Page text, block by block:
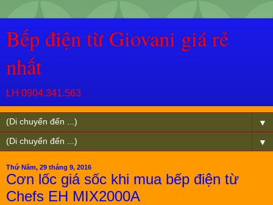
Bếp điện từ Giovani giá rẻ
nhất
LH 0904.341.563
▼
▼
Thứ Năm, 29 tháng 9, 2016
Cơn lốc giá sốc khi mua bếp điện từ
Chefs EH MIX2000A